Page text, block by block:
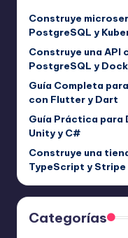
Construye
PostgreSQL y
Construye una API
PostgreSQL y
Guía Completa
con Flutter y Dart
Guía Práctica para
Unity y C#
Construye una
TypeScript y Stripe
Categorías